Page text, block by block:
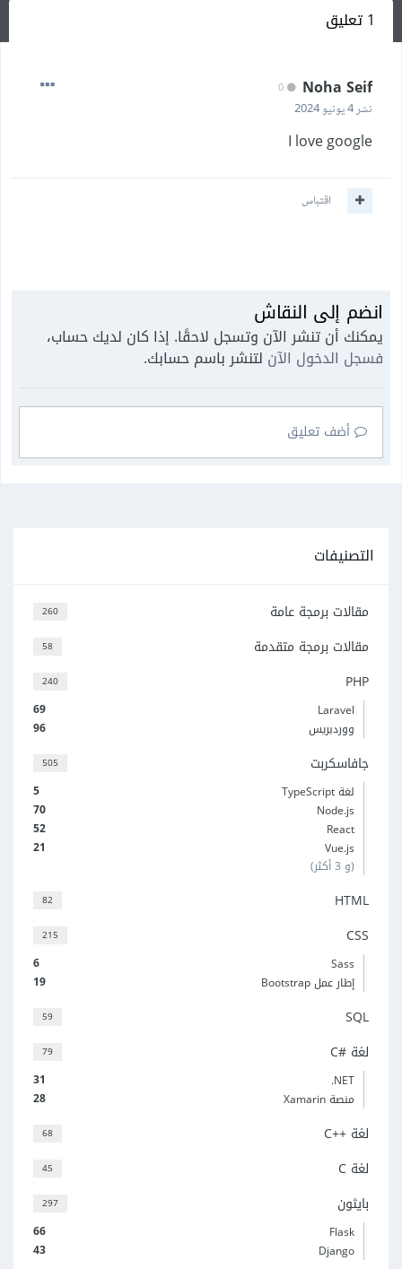
1 تعليق
Noha Seif
نشر4 يونيو 2024
I love google
اقتباس
انضم إلى النقاش
يمكنك أن تنشر الآن وتسجل لاحقًا. إذا كان لديك حساب،
فسجل الدخول الآن لتنشر باسم حسابك.
أضف تعليق
التصنيفات
260 مقالات برمجة عامة
58 مقالات برمجة متقدمة
240 PHP
69
Laravel
96
ووردبريس
505 جافاسكربت
5
لغة TypeScript
70
Node.js
52
React
21
Vue.js
(و 3 أكثر)
82 HTML
215 CSS
6
Sass
19
إطار عمل Bootstrap
59 SQL
79 لغة C#‎
31
‎.NET
28
منصة Xamarin
68 لغة C++‎
45 لغة C
297 بايثون
66
Flask
43
Django